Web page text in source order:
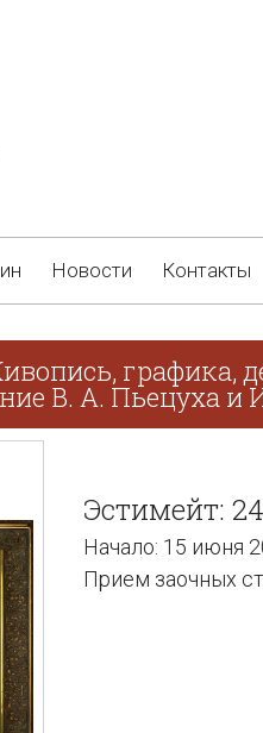
Новости Контакты
графика,
В. А. Пьецуха
Эстимейт:
Начало: 15 июня
Прием заочных